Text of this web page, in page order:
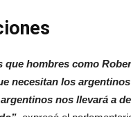
que hombres como
necesitan los
nos llevará a